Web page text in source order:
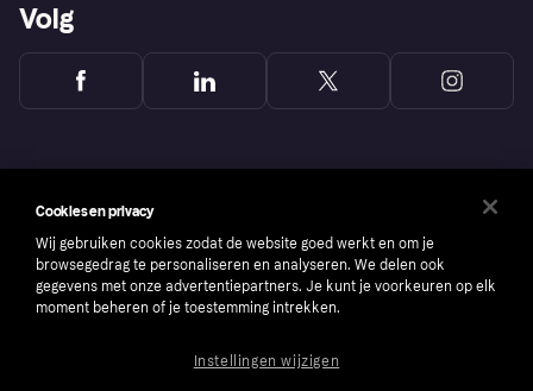
Volg
Cookies en privacy
Wij gebruiken cookies zodat de website goed werkt en om je
browsegedrag te personaliseren en analyseren. We delen ook
gegevens met onze advertentiepartners. Je kunt je voorkeuren op elk
moment beheren of je toestemming intrekken.
Instellingen wijzigen